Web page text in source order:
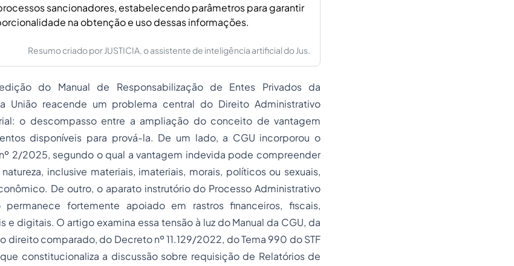
sancionadores, estabelecendo parâmetros para garantir
na obtenção e uso dessas informações.
Resumo criado por JUSTICIA, o assistente de inteligência artificial do Jus.
do Manual de Responsabilização de Entes Privados da
União reacende um problema central do Direito Administrativo
o descompasso entre a ampliação do conceito de vantagem
disponíveis para prová-la. De um lado, a CGU incorporou o
nº 2/2025, segundo o qual a vantagem indevida pode compreender
inclusive materiais, imateriais, morais, políticos ou sexuais,
De outro, o aparato instrutório do Processo Administrativo
permanece fortemente apoiado em rastros financeiros, fiscais,
e digitais. O artigo examina essa tensão à luz do Manual da CGU, da
direito comparado, do Decreto nº 11.129/2022, do Tema 990 do STF
constitucionaliza a discussão sobre requisição de Relatórios de